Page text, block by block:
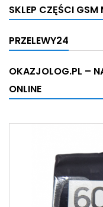
SKLEP CZĘŚCI GSM
PRZELEWY24
OKAZJOLOG.PL –
ONLINE